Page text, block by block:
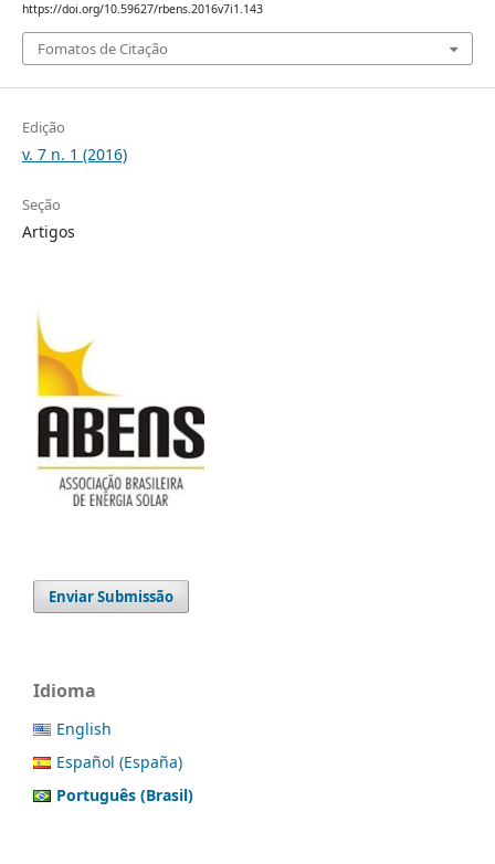
https://doi.org/10.59627/rbens.2016v7i1.143
Fomatos de Citação
Edição
v. 7 n. 1 (2016)
Seção
Artigos
Enviar Submissão
Idioma
English
Español (España)
Português (Brasil)